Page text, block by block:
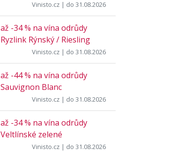
Vinisto.cz | do 31.08.2026
až -34 % na vína odrůdy
Ryzlink Rýnský / Riesling
Vinisto.cz | do 31.08.2026
až -44 % na vína odrůdy
Sauvignon Blanc
Vinisto.cz | do 31.08.2026
až -34 % na vína odrůdy
Veltlínské zelené
Vinisto.cz | do 31.08.2026